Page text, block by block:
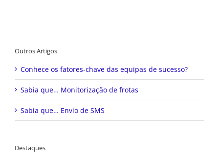
Outros Artigos
Conhece os fatores-chave das equipas de sucesso?
Sabia que… Monitorização de frotas
Sabia que… Envio de SMS
Destaques